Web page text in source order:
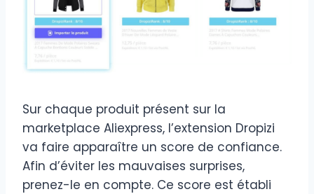
Sur chaque produit présent sur la
marketplace Aliexpress, l’extension Dropizi
va faire apparaître un score de confiance.
Afin d’éviter les mauvaises surprises,
prenez-le en compte. Ce score est établi